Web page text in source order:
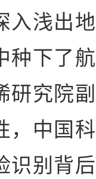
入浅出
种下了
研究院
，中国
识别背